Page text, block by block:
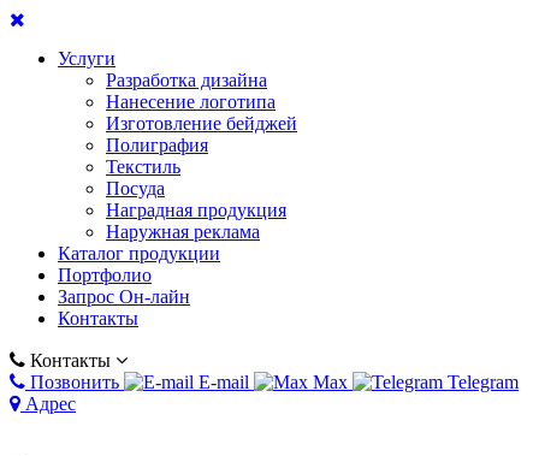
Услуги
Разработка дизайна
Нанесение логотипа
Изготовление бейджей
Полиграфия
Текстиль
Посуда
Наградная продукция
Наружная реклама
Каталог продукции
Портфолио
Запрос Он-лайн
Контакты
Контакты
Позвонить
E-mail Max
Telegram
Адрес